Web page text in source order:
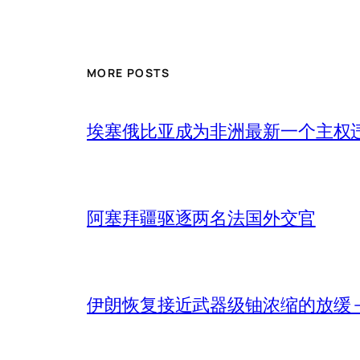
MORE POSTS
埃塞俄比亚成为非洲最新一个主权
阿塞拜疆驱逐两名法国外交官
伊朗恢复接近武器级铀浓缩的放缓